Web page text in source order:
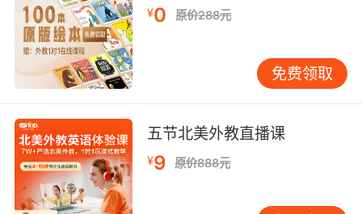
10. I mean, my brother was just an easygoing
kind of guy.
我弟弟是一个非常随和的人
¥0 原价288元
免费领取
五节北美外教直播课
¥9 原价888元